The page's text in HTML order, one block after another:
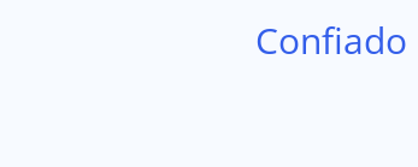
Confiado